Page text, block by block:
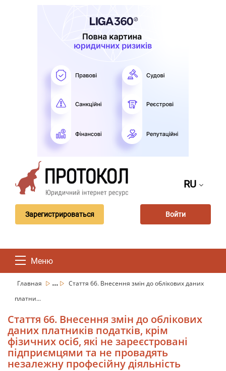
RU
Зарегистрироваться Войти
Меню
Главная ...
Стаття 66. Внесення змін до облікових даних
платни...
Стаття 66. Внесення змін до облікових
даних платників податків, крім
фізичних осіб, які не зареєстровані
підприємцями та не провадять
незалежну професійну діяльність